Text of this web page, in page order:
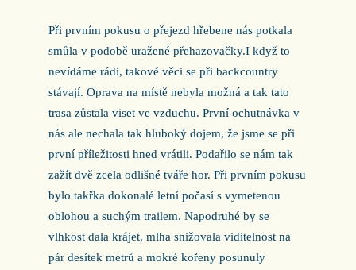
Při prvním pokusu o přejezd hřebene nás potkala
smůla v podobě uražené přehazovačky.I když to
nevídáme rádi, takové věci se při backcountry
stávají. Oprava na místě nebyla možná a tak tato
trasa zůstala viset ve vzduchu. První ochutnávka v
nás ale nechala tak hluboký dojem, že jsme se při
první příležitosti hned vrátili. Podařilo se nám tak
zažít dvě zcela odlišné tváře hor. Při prvním pokusu
bylo takřka dokonalé letní počasí s vymetenou
oblohou a suchým trailem. Napodruhé by se
vlhkost dala krájet, mlha snižovala viditelnost na
pár desítek metrů a mokré kořeny posunuly